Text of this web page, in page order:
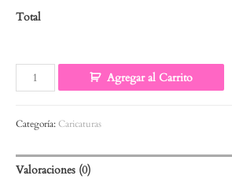
Total
Agregar al Carrito
Categoría:Caricaturas
Valoraciones (0)